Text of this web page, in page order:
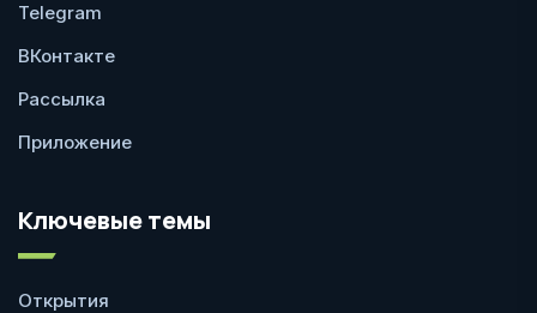
Telegram
ВКонтакте
Рассылка
Приложение
Ключевые темы
Открытия